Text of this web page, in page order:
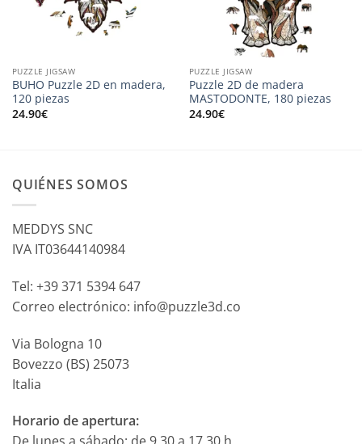
PUZZLE JIGSAW
BUHO Puzzle 2D en madera,
120 piezas
24.90€
PUZZLE JIGSAW
Puzzle 2D de madera
MASTODONTE, 180 piezas
24.90€
QUIÉNES SOMOS
MEDDYS SNC
IVA IT03644140984
Tel: +39 371 5394 647
Correo electrónico: info@puzzle3d.co
Via Bologna 10
Bovezzo (BS) 25073
Italia
Horario de apertura: